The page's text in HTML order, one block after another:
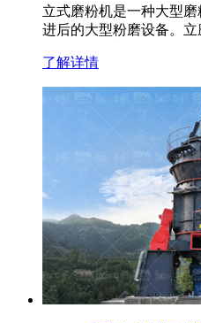
立式磨粉机是一种大型
进后的大型粉磨设备。
了解详情